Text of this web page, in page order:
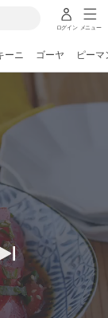
ログイン メニュー
ーニ ゴーヤ ピーマ